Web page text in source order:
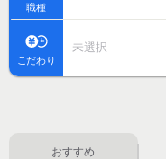
職種
こだわり
未選択
おすすめ